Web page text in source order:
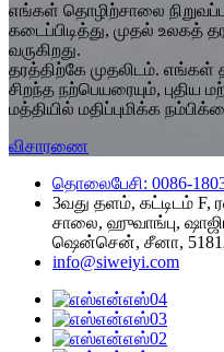
எங்கள் தொழிற்சாலை
கடைப்பிடித்து, முதல் உலகத்
வருகிறது.
தரத்திற்கே முதலிடம். எங்கள்
சிறந்த நற்பெயரையும்,
மத்தியில் மதிப்புமிக்க
விசாரணை
தொலைபேசி: 0086-
3வது தளம், கட்டிடம்
சாலை, ஹுவாங்பு,
ஷென்சென், சீனா,
info@siweiyi.com